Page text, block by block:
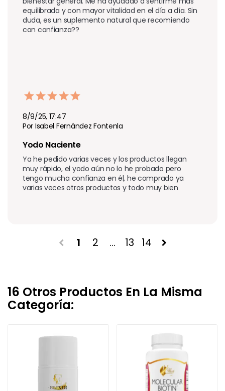
equilibrada y con mayor vitalidad en el día a día. Sin
duda, es un suplemento natural que recomiendo
con confianza??
8/9/25, 17:47
Por Isabel Fernández Fontenla
Yodo Naciente
Ya he pedido varias veces y los productos llegan
muy rápido, el yodo aún no lo he probado pero
tengo mucha confianza en él, he comprado ya
varias veces otros productos y todo muy bien
chevron_left 1 2 … 13 14 chevron_right
16 Otros Productos En La Misma
Categoría: